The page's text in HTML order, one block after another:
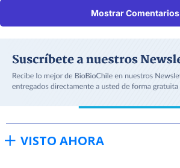
Mostrar Comentarios
VISTO AHORA